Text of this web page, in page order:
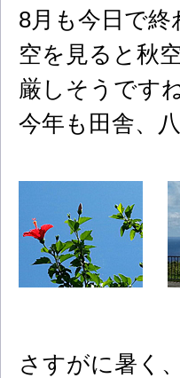
8月も今日で終
空を見ると秋
厳しそうです
今年も田舎、
さすがに暑く